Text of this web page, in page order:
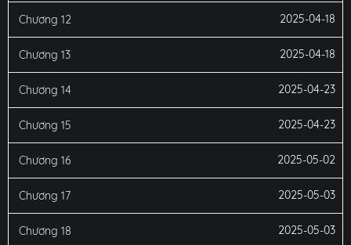
Chương 12 2025-04-18
Chương 13 2025-04-18
Chương 14 2025-04-23
Chương 15 2025-04-23
Chương 16 2025-05-02
Chương 17 2025-05-03
Chương 18 2025-05-03